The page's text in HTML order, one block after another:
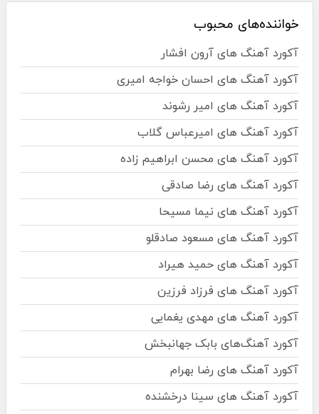
خواننده‌های محبوب
آکورد آهنگ های آرون افشار
آکورد آهنگ های احسان خواجه امیری
آکورد آهنگ های امیر رشوند
آکورد آهنگ های امیرعباس گلاب
آکورد آهنگ های محسن ابراهیم زاده
آکورد آهنگ های رضا صادقی
آکورد آهنگ های نیما مسیحا
آکورد آهنگ های مسعود صادقلو
آکورد آهنگ های حمید هیراد
آکورد آهنگ های فرزاد فرزین
آکورد آهنگ های مهدی یغمایی
آکورد آهنگ‌های بابک جهانبخش
آکورد آهنگ های رضا بهرام
آکورد آهنگ های سینا درخشنده